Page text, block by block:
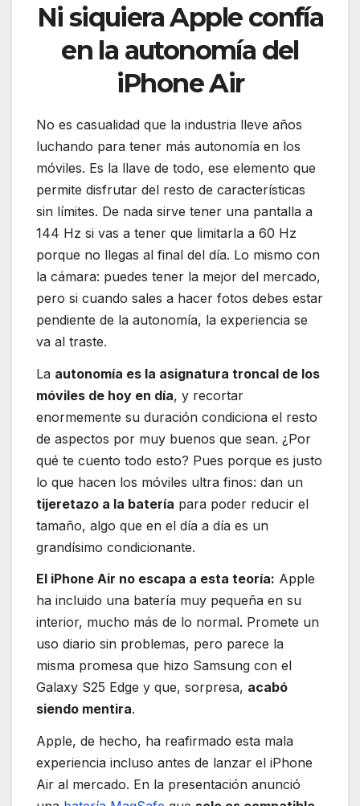
Ni siquiera Apple confía
en la autonomía del
iPhone Air
No es casualidad que la industria lleve años
luchando para tener más autonomía en los
móviles. Es la llave de todo, ese elemento que
permite disfrutar del resto de características
sin límites. De nada sirve tener una pantalla a
144 Hz si vas a tener que limitarla a 60 Hz
porque no llegas al final del día. Lo mismo con
la cámara: puedes tener la mejor del mercado,
pero si cuando sales a hacer fotos debes estar
pendiente de la autonomía, la experiencia se
va al traste.
La autonomía es la asignatura troncal de los
móviles de hoy en día, y recortar
enormemente su duración condiciona el resto
de aspectos por muy buenos que sean. ¿Por
qué te cuento todo esto? Pues porque es justo
lo que hacen los móviles ultra finos: dan un
tijeretazo a la batería para poder reducir el
tamaño, algo que en el día a día es un
grandísimo condicionante.
El iPhone Air no escapa a esta teoría: Apple
ha incluido una batería muy pequeña en su
interior, mucho más de lo normal. Promete un
uso diario sin problemas, pero parece la
misma promesa que hizo Samsung con el
Galaxy S25 Edge y que, sorpresa, acabó
siendo mentira.
Apple, de hecho, ha reafirmado esta mala
experiencia incluso antes de lanzar el iPhone
Air al mercado. En la presentación anunció